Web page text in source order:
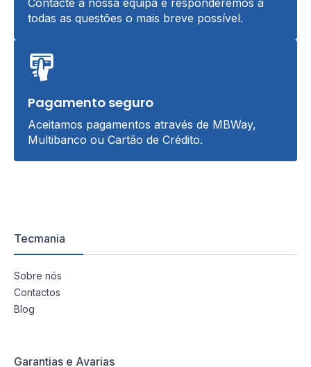
Contacte a nossa equipa e responderemos a
todas as questões o mais breve possível.
Pagamento seguro
Aceitamos pagamentos através de MBWay,
Multibanco ou Cartão de Crédito.
Tecmania
Sobre nós
Contactos
Blog
Garantias e Avarias